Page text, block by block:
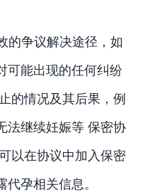
的争议解决途径，如
可能出现的任何纠纷
的情况及其后果，例
法继续妊娠等 保密协
以在协议中加入保密
孕相关信息。